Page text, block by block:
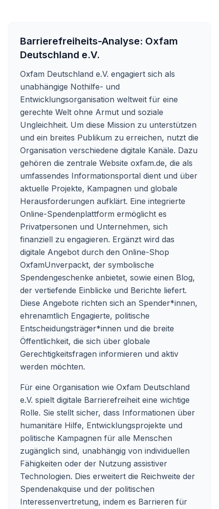
Barrierefreiheits-Analyse: Oxfam
Deutschland e.V.
Oxfam Deutschland e.V. engagiert sich als
unabhängige Nothilfe- und
Entwicklungsorganisation weltweit für eine
gerechte Welt ohne Armut und soziale
Ungleichheit. Um diese Mission zu unterstützen
und ein breites Publikum zu erreichen, nutzt die
Organisation verschiedene digitale Kanäle. Dazu
gehören die zentrale Website oxfam.de, die als
umfassendes Informationsportal dient und über
aktuelle Projekte, Kampagnen und globale
Herausforderungen aufklärt. Eine integrierte
Online-Spendenplattform ermöglicht es
Privatpersonen und Unternehmen, sich
finanziell zu engagieren. Ergänzt wird das
digitale Angebot durch den Online-Shop
OxfamUnverpackt, der symbolische
Spendengeschenke anbietet, sowie einen Blog,
der vertiefende Einblicke und Berichte liefert.
Diese Angebote richten sich an Spender*innen,
ehrenamtlich Engagierte, politische
Entscheidungsträger*innen und die breite
Öffentlichkeit, die sich über globale
Gerechtigkeitsfragen informieren und aktiv
werden möchten.
Für eine Organisation wie Oxfam Deutschland
e.V. spielt digitale Barrierefreiheit eine wichtige
Rolle. Sie stellt sicher, dass Informationen über
humanitäre Hilfe, Entwicklungsprojekte und
politische Kampagnen für alle Menschen
zugänglich sind, unabhängig von individuellen
Fähigkeiten oder der Nutzung assistiver
Technologien. Dies erweitert die Reichweite der
Spendenakquise und der politischen
Interessenvertretung, indem es Barrieren für